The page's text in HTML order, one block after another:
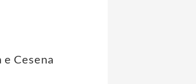
Cesena